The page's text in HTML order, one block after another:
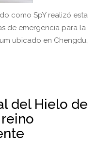
como SpY realizó esta
de emergencia para la
ubicado en Chengdu,
del Hielo de